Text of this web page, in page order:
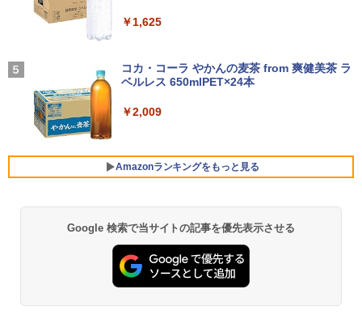
も対応可能 Win10）
レビュー投稿 5年保証｜MS Office 2024
H&B 搭載｜中古ノートパソコン Windo
｜店長厳選 Lenovo ThinkPad 15.6型 Bl
uetooth Wi-Fi 無線｜中古 パソコン 中古
￥29,800
＼11日まで限定価格／ノートパソコン 新
品 福袋 6点セット Intel Pentium GOLD
6500Y メモリ8GB SSD256GB Windows
【第12世代 Intel Core i5-12500T/16GB
(DDR4)/M.2 SSD256GB/無線LAN/Win11
￥55,000
【全品最大2500円OFFクーポン】【新品
マウス＋新品キーボード付】Core i7 第8
世代 Dell OptiPlex 3060/3070 SFF 22イ
ンチ液晶セッ Office付き Windows11 メ
モリ8GB/16GB/32GB SSD256GB/512G
B/ 1TB DisplayPort 2画面同時出力 WIFI
￥9,980
4
【公式限定2年保証】モニター 21.5イン
非光沢 スピーカー内蔵 3年保証 ディスプ
レイ パソコンモニター PCモニター フル
象
グリーンハウス 7型ワイド液晶 電子POP
取付金具付き ホワイト GH-EP7F-WH [G
HEP7FWH]
￥10,970
施設基準パーフェクトブック 2026年度
版 [ 一般社団法人日本施設基準管理士協
付き 防水 タッチ式音量調整 スポーツ/通勤/通
￥1,964
Xiaomi シャオミ REDMI Buds 8 Lite ワイヤ
￥2,980
￥250
￥1,625
コカ・コーラ やかんの麦茶 from 爽健美茶 ラ
ベルレス 650mlPET×24本
￥2,009
Amazonランキングをもっと見る
薬屋のひとりごと 17巻 (デジタル版ビッグガ
ンガンコミックス)
￥770
Google 検索で当サイトの記事を優先表示させる